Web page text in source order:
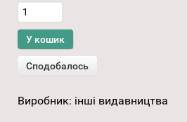
Виробник: інші видавництва